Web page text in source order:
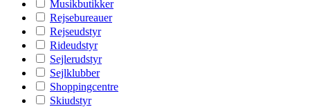
Musikbutikker
Rejsebureauer
Rejseudstyr
Rideudstyr
Sejlerudstyr
Sejlklubber
Shoppingcentre
Skiudstyr